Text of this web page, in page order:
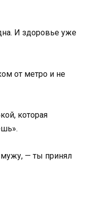
И здоровье уже
от метро и не
которая
— ты принял